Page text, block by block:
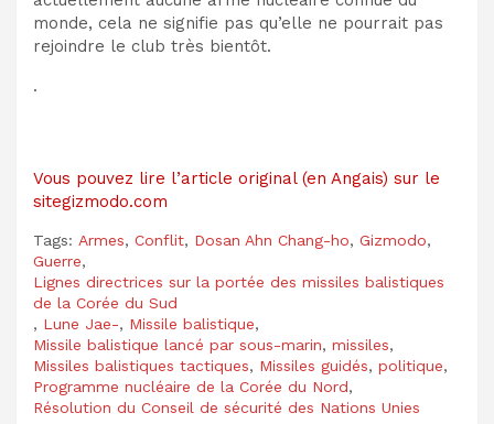
monde, cela ne signifie pas qu’elle ne pourrait pas
rejoindre le club très bientôt.
.
Vous pouvez lire l’article original (en Angais) sur le
sitegizmodo.com
Tags: Armes, Conflit, Dosan Ahn Chang-ho, Gizmodo,
Guerre,
Lignes directrices sur la portée des missiles balistiques
de la Corée du Sud
, Lune Jae-, Missile balistique,
Missile balistique lancé par sous-marin, missiles,
Missiles balistiques tactiques, Missiles guidés, politique,
Programme nucléaire de la Corée du Nord,
Résolution du Conseil de sécurité des Nations Unies